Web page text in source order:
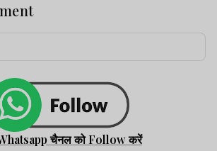
Whatsapp चैनल को Follow करें